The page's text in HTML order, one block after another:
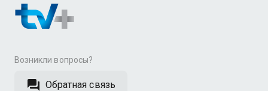
Возникли вопросы?
Обратная связь